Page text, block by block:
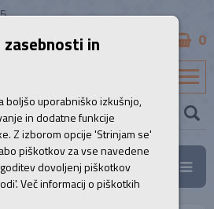
0
in
boljšo uporabniško izkušnjo,
in dodatne funkcije
Z izborom opcije 'Strinjam se'
piškotkov za vse navedene
dovoljenj piškotkov
Več informacij o piškotkih